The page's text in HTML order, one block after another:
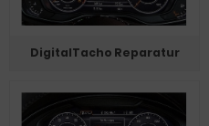
DigitalTacho Reparatur